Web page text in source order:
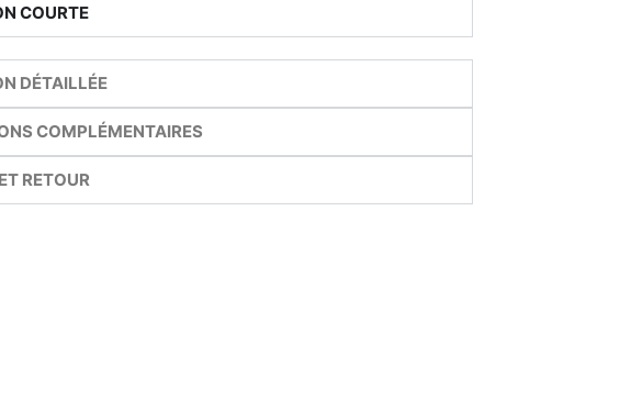
COURTE
DÉTAILLÉE
COMPLÉMENTAIRES
RETOUR